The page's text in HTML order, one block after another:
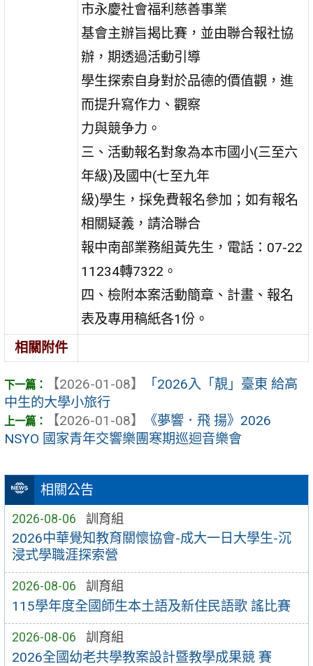
相關公告
2026-08-06 訓育組
2026中華覺知教育關懷協會-成大一日大學生-沉
浸式學職涯探索營
2026-08-06 訓育組
115學年度全國師生本土語及新住民語歌 謠比賽
2026-08-06 訓育組
2026全國幼老共學教案設計暨教學成果競 賽
市永慶社會福利慈善事業
基會主辦旨揭比賽，並由聯合報社協
辦，期透過活動引導
學生探索自身對於品德的價值觀，進
而提升寫作力、觀察
力與競争力。
三、活動報名對象為本市國小(三至六
年級)及國中(七至九年
級)學生，採免費報名參加；如有報名
相關疑義，請洽聯合
報中南部業務組黃先生，電話：07-22
11234轉7322。
四、檢附本案活動簡章、計畫、報名
表及專用稿紙各1份。
相關附件
【2026-01-08】
「2026入「靚」臺東 給高
中生的大學小旅行
【2026-01-08】
《夢響．飛 揚》2026
NSYO 國家青年交響樂團寒期巡迴音樂會